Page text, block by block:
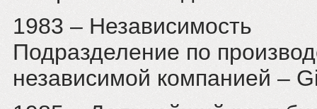
1983 – Независимость
Подразделение по
независимой компанией –